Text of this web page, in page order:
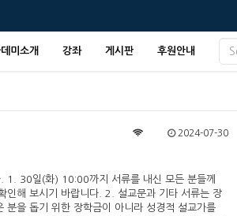
미소개 강좌 게시판 후원안내
2024-07-30
1. 30일(화) 10:00까지 서류를 내신 모든 분들께
인해 보시기 바랍니다. 2. 설교문과 기타 서류는 장
분을 돕기 위한 장학금이 아니라 성경적 설교가를